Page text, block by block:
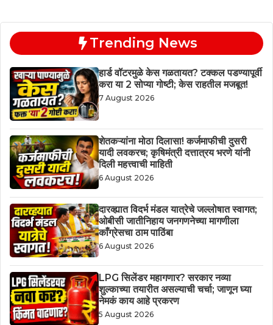
Trending News
हार्ड वॉटरमुळे केस गळतायत? टक्कल पडण्यापूर्वी
करा या 2 सोप्या गोष्टी; केस राहतील मजबूत!
7 August 2026
शेतकऱ्यांना मोठा दिलासा! कर्जमाफीची दुसरी
यादी लवकरच; कृषिमंत्री दत्तात्रय भरणे यांनी
दिली महत्त्वाची माहिती
6 August 2026
दारव्ह्यात विदर्भ मंडल यात्रेचे जल्लोषात स्वागत;
ओबीसी जातीनिहाय जनगणनेच्या मागणीला
काँग्रेसचा ठाम पाठिंबा
6 August 2026
LPG सिलेंडर महागणार? सरकार नव्या
शुल्काच्या तयारीत असल्याची चर्चा; जाणून घ्या
नेमकं काय आहे प्रकरण
5 August 2026